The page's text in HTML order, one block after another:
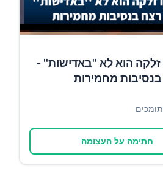
זלקה הוא לא ''באדישות'' -
מחמירות
תומכים
חתימה על העצומה